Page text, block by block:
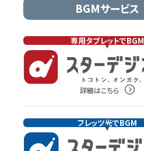
BGMサービス
専用タブレットでBGM
詳細はこちら
フレッツ光でBGM